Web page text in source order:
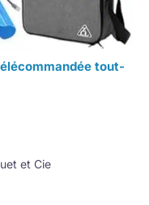
tout-
et Cie